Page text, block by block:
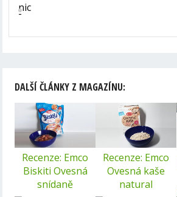
nic
DALŠÍ ČLÁNKY Z MAGAZÍNU:
Recenze: Emco
Biskiti Ovesná
snídaně
Recenze: Emco
Ovesná kaše
natural